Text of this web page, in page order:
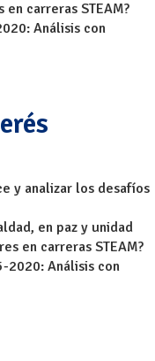
carreras STEAM?
Análisis con
y analizar los desafíos
en paz y unidad
en carreras STEAM?
2020: Análisis con